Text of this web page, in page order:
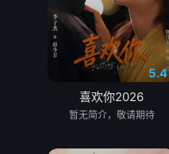
5.4
喜欢你2026
暂无简介，敬请期待